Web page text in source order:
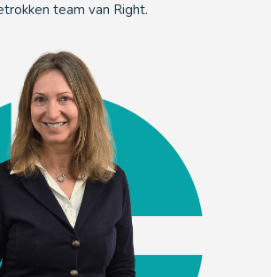
team van Right.